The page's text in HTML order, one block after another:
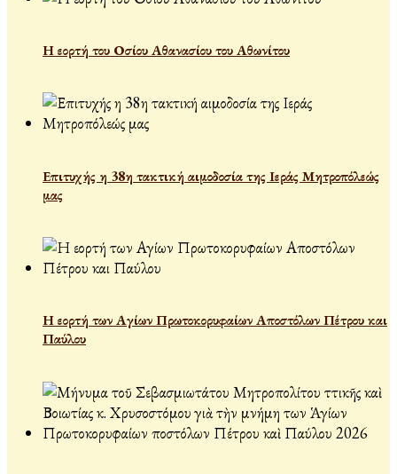
Η εορτή του Οσίου Αθανασίου του Αθωνίτου
Επιτυχής η 38η τακτική αιμοδοσία της Ιεράς Μητροπόλεώς
μας
Η εορτή των Αγίων Πρωτοκορυφαίων Αποστόλων Πέτρου και
Παύλου